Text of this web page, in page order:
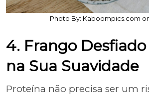
Photo By: Kaboompics.com
4. Frango Desfiado
na Sua Suavidade
Proteína não precisa ser um